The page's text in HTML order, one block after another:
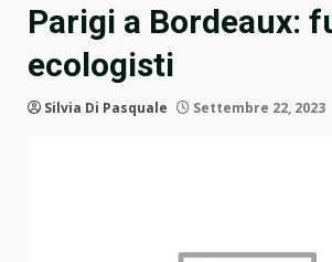
Parigi a Bordeaux:
ecologisti
Silvia Di Pasquale Settembre 22, 2023